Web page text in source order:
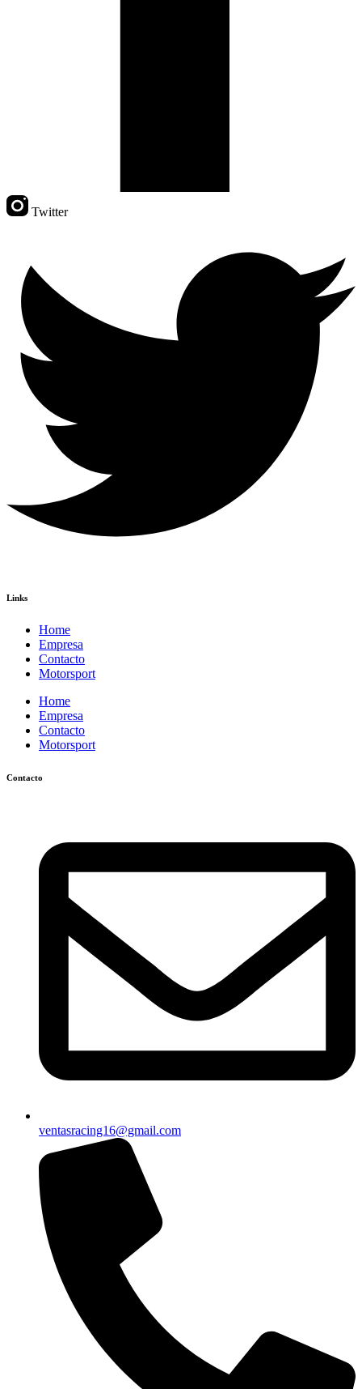
Twitter
Links
Home
Empresa
Contacto
Motorsport
Home
Empresa
Contacto
Motorsport
Contacto
ventasracing16@gmail.com